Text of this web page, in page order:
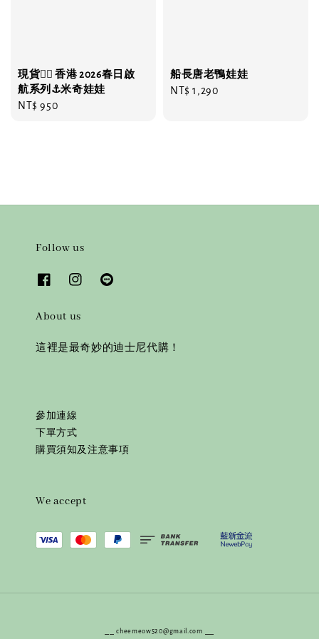
現貨❤️‍🔥 香港 2026春日啟
航系列⚓️米奇娃娃
Regular
NT$ 950
船長唐老鴨娃娃
Regular
NT$ 1,290
Follow us
About us
這裡是最奇妙的迪士尼代購！
參加連線
下單方式
購買須知及注意事項
We accept
⎯⎯ cheemeow520@gmail.com ⎯⎯